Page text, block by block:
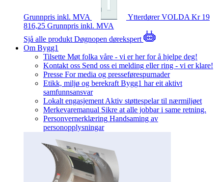
Grunnpris inkl. MVA YtterdørerVOLDA Kr 19
816,25 Grunnpris inkl. MVA
Sjå alle produkt Døgnopen dørekspert
Om Bygg1
Tilsette Møt folka våre - vi er her for å hjelpe deg!
Kontakt oss Send oss ei melding eller ring - vi er klare!
Presse For media og presseførespurnader
Etikk, miljø og berekraft Bygg1 har eit aktivt
samfunnsansvar
Lokalt engasjement Aktiv støttespelar til nærmiljøet
Merkevaremanual Sikre at alle jobbar i same retning.
Personvernerklæring Handsaming av
personopplysningar